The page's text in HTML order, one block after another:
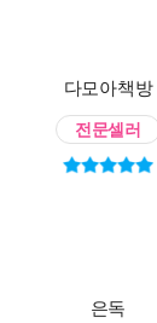
다모아책방
전문셀러
은독